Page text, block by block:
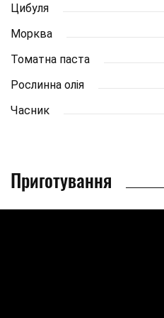
Цибуля
Морква
Томатна паста
Рослинна олія
Часник
Приготування